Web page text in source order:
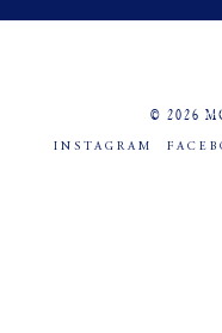
© 2026
INSTAGRAM